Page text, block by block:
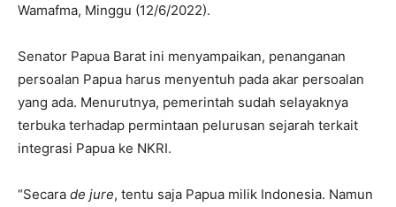
Wamafma, Minggu (12/6/2022).
Senator Papua Barat ini menyampaikan, penanganan
persoalan Papua harus menyentuh pada akar persoalan
yang ada. Menurutnya, pemerintah sudah selayaknya
terbuka terhadap permintaan pelurusan sejarah terkait
integrasi Papua ke NKRI.
“Secara de jure, tentu saja Papua milik Indonesia. Namun